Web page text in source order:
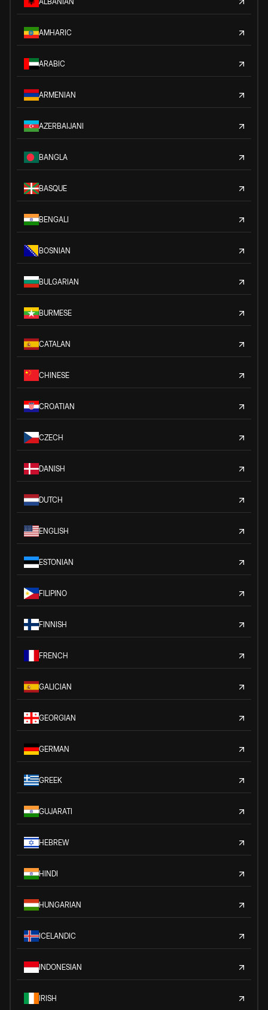
AMHARIC
ARABIC
ARMENIAN
AZERBAIJANI
BANGLA
BASQUE
BENGALI
BOSNIAN
BULGARIAN
BURMESE
CATALAN
CHINESE
CROATIAN
CZECH
DANISH
DUTCH
ENGLISH
ESTONIAN
FILIPINO
FINNISH
FRENCH
GALICIAN
GEORGIAN
GERMAN
GREEK
GUJARATI
HEBREW
HINDI
HUNGARIAN
ICELANDIC
INDONESIAN
IRISH